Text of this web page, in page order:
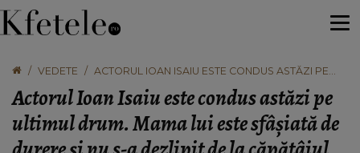
VEDETE
ACTORUL IOAN ISAIU ESTE CONDUS ASTĂZI PE
DURERE ȘI NU S-A DEZLIPIT DE LA CĂPĂTÂIUL LUI
Actorul Ioan Isaiu este condus astăzi pe
ultimul drum. Mama lui este sfâșiată de